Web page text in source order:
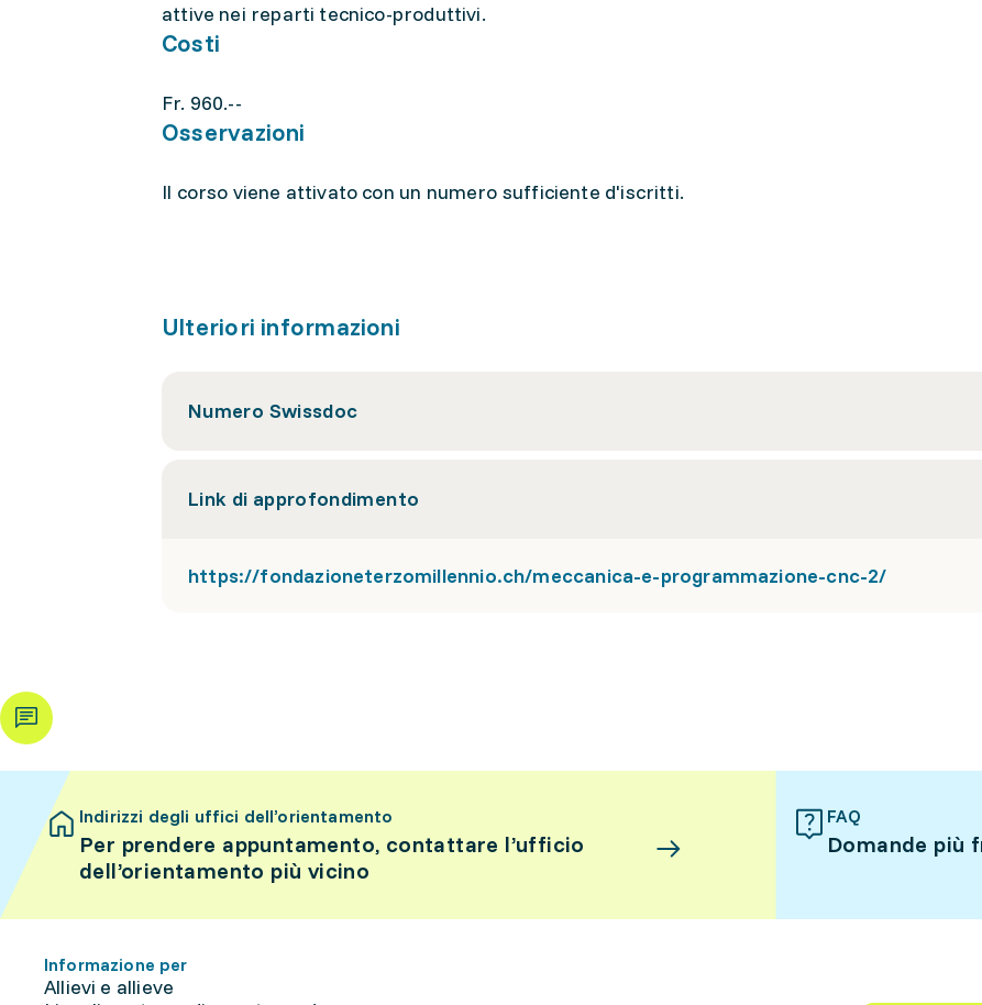
attive nei reparti tecnico-produttivi.
Costi
Fr. 960.--
Osservazioni
Il corso viene attivato con un numero sufficiente d'iscritti.
Ulteriori informazioni
Numero Swissdoc
Link di approfondimento
https://fondazioneterzomillennio.ch/meccanica-e-programmazione-cnc-2/
Indirizzi degli uffici dell’orientamento
Per prendere appuntamento, contattare l’ufficio
dell’orientamento più vicino
FAQ
Domande più
Informazione per
Allievi e allieve